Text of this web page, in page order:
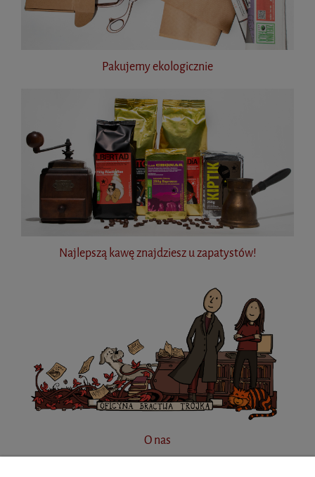
Pakujemy ekologicznie
Najlepszą kawę znajdziesz u zapatystów!
O nas